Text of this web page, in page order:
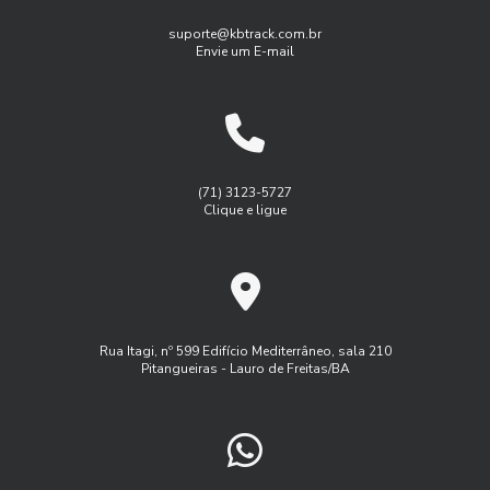
Benefícios do Rastreamento e Monitoramento de Frotas
para Otimizar a Gestão do Seu Negócio
Benefícios do Serviço de Rastreamento Veicular
Como a Administração de Frota Pode Transformar a
Como a Administração de Frota Transforma a Logística
Como a Gestão de Frota Rastreando Veículos Pode
Aumentar a Eficiência da Sua Empresa
Gestão de frotas para pequenas empresas
Gestão de manutenção de frota de veiulos
Gest茫o de frota inteligente
Monitoramento de frota sistema
Programa de manutenção de frota
Rastreamento de frota via satelite
suporte@kbtrack.com.br
Envie um E-mail
(71) 3123-5727
Clique e ligue
Rua Itagi, nº 599 Edifício Mediterrâneo, sala 210
Pitangueiras - Lauro de Freitas/BA